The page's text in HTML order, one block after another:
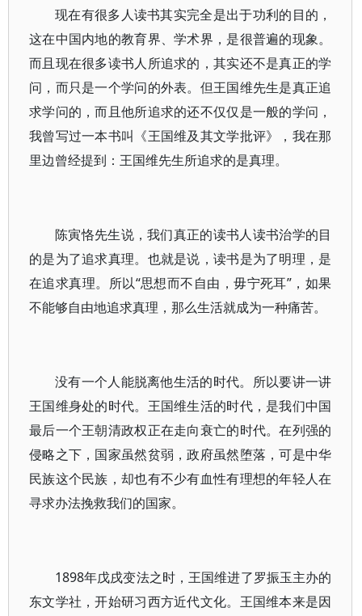
现在有很多人读书其实完全是出于功利的目的，
这在中国内地的教育界、学术界，是很普遍的现象。
而且现在很多读书人所追求的，其实还不是真正的学
问，而只是一个学问的外表。但王国维先生是真正追
求学问的，而且他所追求的还不仅仅是一般的学问，
我曾写过一本书叫《王国维及其文学批评》，我在那
里边曾经提到：王国维先生所追求的是真理。
陈寅恪先生说，我们真正的读书人读书治学的目
的是为了追求真理。也就是说，读书是为了明理，是
在追求真理。所以“思想而不自由，毋宁死耳”，如果
不能够自由地追求真理，那么生活就成为一种痛苦。
没有一个人能脱离他生活的时代。所以要讲一讲
王国维身处的时代。王国维生活的时代，是我们中国
最后一个王朝清政权正在走向衰亡的时代。在列强的
侵略之下，国家虽然贫弱，政府虽然堕落，可是中华
民族这个民族，却也有不少有血性有理想的年轻人在
寻求办法挽救我们的国家。
1898年戊戌变法之时，王国维进了罗振玉主办的
东文学社，开始研习西方近代文化。王国维本来是因